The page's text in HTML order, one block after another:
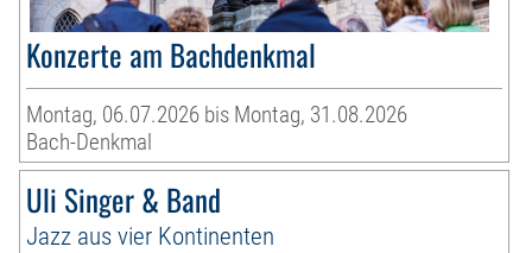
Konzerte am Bachdenkmal
Montag, 06.07.2026 bis Montag, 31.08.2026
Bach-Denkmal
Uli Singer & Band
Jazz aus vier Kontinenten